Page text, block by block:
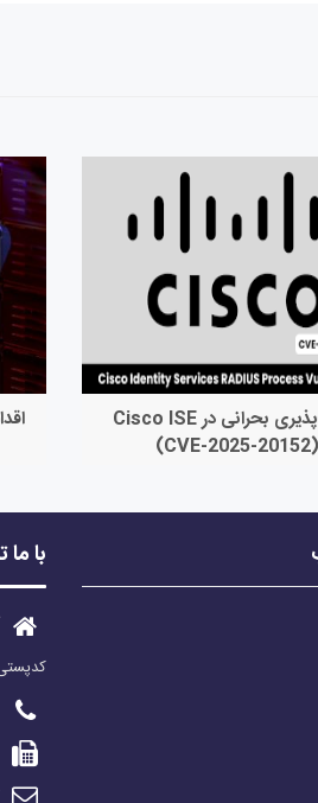
آسیب‌پذیری بحرانی در Cisco ISE
(CVE-2025-20152)
با
کدپستی : 7815-